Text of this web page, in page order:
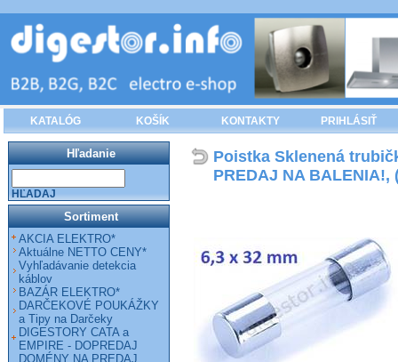
KATALÓG KOŠÍK KONTAKTY PRIHLÁSIŤ
Poistka Sklenená
PREDAJ NA BALENIA!,
Hľadanie
HĽADAJ
Sortiment
AKCIA ELEKTRO*
Aktuálne NETTO CENY*
Vyhľadávanie detekcia
káblov
BAZÁR ELEKTRO*
DARČEKOVÉ POUKÁŽKY
a Tipy na Darčeky
DIGESTORY CATA a
EMPIRE - DOPREDAJ
DOMÉNY NA PREDAJ